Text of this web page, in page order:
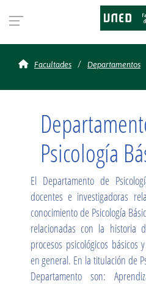
Psicología
Facultades Departamentos
Psicología
El Departamento de
docentes e investigadoras
conocimiento de Psicología
relacionadas con la historia
procesos psicológicos básicos
en general. En la titulación de
Departamento son: